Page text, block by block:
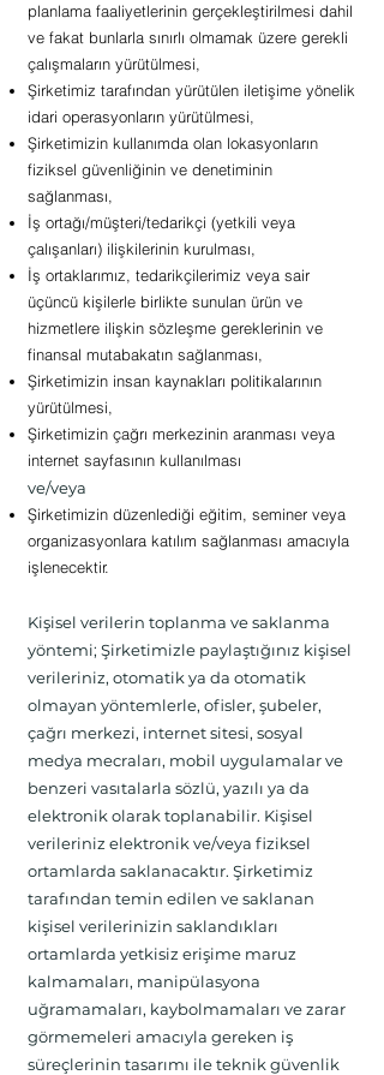
planlama faaliyetlerinin gerçekleştirilmesi dahil
ve fakat bunlarla sınırlı olmamak üzere gerekli
çalışmaların yürütülmesi,
Şirketimiz tarafından yürütülen iletişime yönelik
idari operasyonların yürütülmesi,
Şirketimizin kullanımda olan lokasyonların
fiziksel güvenliğinin ve denetiminin
sağlanması,
İş ortağı/müşteri/tedarikçi (yetkili veya
çalışanları) ilişkilerinin kurulması,
İş ortaklarımız, tedarikçilerimiz veya sair
üçüncü kişilerle birlikte sunulan ürün ve
hizmetlere ilişkin sözleşme gereklerinin ve
finansal mutabakatın sağlanması,
Şirketimizin insan kaynakları politikalarının
yürütülmesi,
Şirketimizin çağrı merkezinin aranması veya
internet sayfasının kullanılması
ve/veya
Şirketimizin düzenlediği eğitim, seminer veya
organizasyonlara katılım sağlanması amacıyla
işlenecektir.
Kişisel verilerin toplanma ve saklanma
yöntemi; Şirketimizle paylaştığınız kişisel
verileriniz, otomatik ya da otomatik
olmayan yöntemlerle, ofisler, şubeler,
çağrı merkezi, internet sitesi, sosyal
medya mecraları, mobil uygulamalar ve
benzeri vasıtalarla sözlü, yazılı ya da
elektronik olarak toplanabilir. Kişisel
verileriniz elektronik ve/veya fiziksel
ortamlarda saklanacaktır. Şirketimiz
tarafından temin edilen ve saklanan
kişisel verilerinizin saklandıkları
ortamlarda yetkisiz erişime maruz
kalmamaları, manipülasyona
uğramamaları, kaybolmamaları ve zarar
görmemeleri amacıyla gereken iş
süreçlerinin tasarımı ile teknik güvenlik